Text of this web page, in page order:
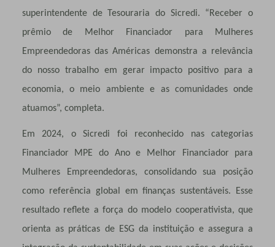
superintendente de Tesouraria do Sicredi. “Receber o
prêmio de Melhor Financiador para Mulheres
Empreendedoras das Américas demonstra a relevância
do nosso trabalho em gerar impacto positivo para a
economia, o meio ambiente e as comunidades onde
atuamos”, completa.
Em 2024, o Sicredi foi reconhecido nas categorias
Financiador MPE do Ano e Melhor Financiador para
Mulheres Empreendedoras, consolidando sua posição
como referência global em finanças sustentáveis. Esse
resultado reflete a força do modelo cooperativista, que
orienta as práticas de ESG da instituição e assegura a